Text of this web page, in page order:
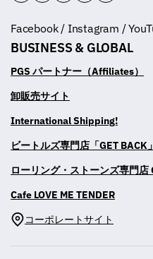
c
e
b
o
k
s
t
a
r
a
m
u
T
u
e
k
T
o
i
t
t
Facebook / Instagram /
BUSINESS & GLOBAL
PGS パートナー（Affiliates）
卸販売サイト
International Shipping!
ビートルズ専門店「GET BACK」
ローリング・ストーンズ専門
Cafe LOVE ME TENDER
コーポレートサイト